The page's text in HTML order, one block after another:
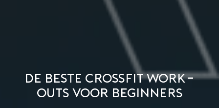
De beste CrossFit work-
outs voor beginners